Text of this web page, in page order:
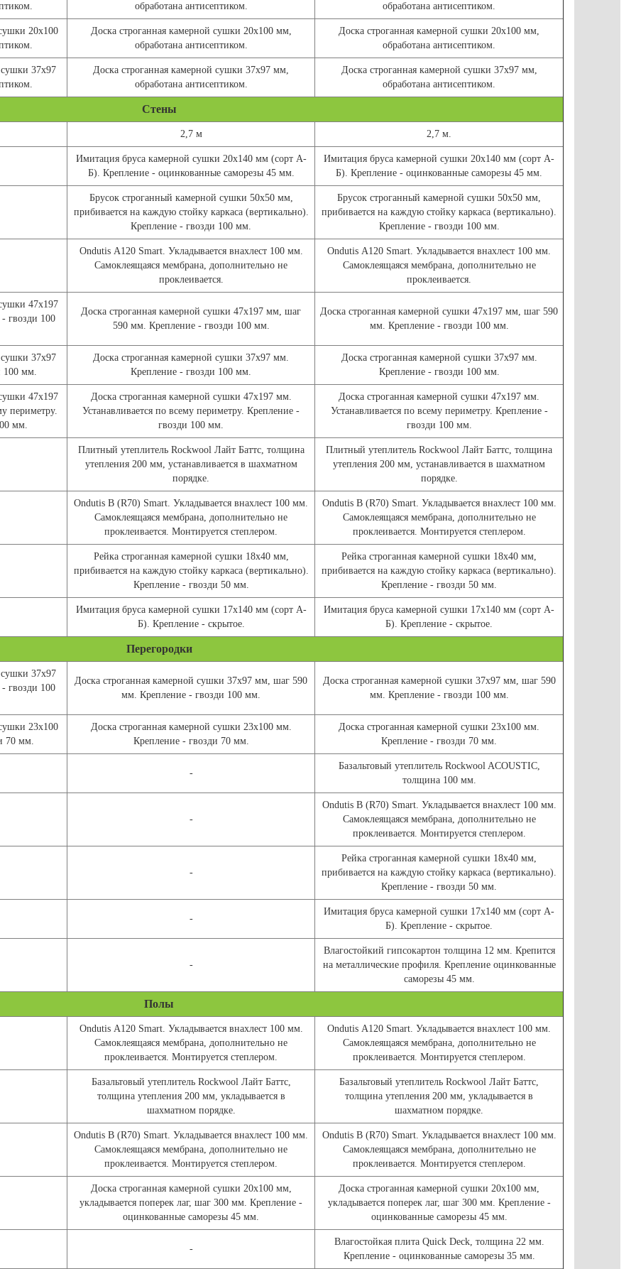
обработана антисептиком.
обработана антисептиком.
20х100
Доска строганная камерной сушки 20х100 мм,
обработана антисептиком.
Доска строганная камерной сушки 20х100 мм,
обработана антисептиком.
37х97
Доска строганная камерной сушки 37х97 мм,
обработана антисептиком.
Доска строганная камерной сушки 37х97 мм,
обработана антисептиком.
Стены
2,7 м 2,7 м.
Имитация бруса камерной сушки 20х140 мм (сорт А-
Б). Крепление - оцинкованные саморезы 45 мм.
Имитация бруса камерной сушки 20х140 мм (сорт А-
Б). Крепление - оцинкованные саморезы 45 мм.
Брусок строганный камерной сушки 50х50 мм,
прибивается на каждую стойку каркаса (вертикально).
Крепление - гвозди 100 мм.
Брусок строганный камерной сушки 50х50 мм,
прибивается на каждую стойку каркаса (вертикально).
Крепление - гвозди 100 мм.
Ondutis А120 Smart. Укладывается внахлест 100 мм.
Самоклеящаяся мембрана, дополнительно не
проклеивается.
Ondutis А120 Smart. Укладывается внахлест 100 мм.
Самоклеящаяся мембрана, дополнительно не
проклеивается.
47х197
гвозди 100
Доска строганная камерной сушки 47х197 мм, шаг
590 мм. Крепление - гвозди 100 мм.
Доска строганная камерной сушки 47х197 мм, шаг 590
мм. Крепление - гвозди 100 мм.
37х97
100 мм.
Доска строганная камерной сушки 37х97 мм.
Крепление - гвозди 100 мм.
Доска строганная камерной сушки 37х97 мм.
Крепление - гвозди 100 мм.
47х197
периметру.
мм.
Доска строганная камерной сушки 47х197 мм.
Устанавливается по всему периметру. Крепление -
гвозди 100 мм.
Доска строганная камерной сушки 47х197 мм.
Устанавливается по всему периметру. Крепление -
гвозди 100 мм.
Плитный утеплитель Rockwool Лайт Баттс, толщина
утепления 200 мм, устанавливается в шахматном
порядке.
Плитный утеплитель Rockwool Лайт Баттс, толщина
утепления 200 мм, устанавливается в шахматном
порядке.
Ondutis В (R70) Smart. Укладывается внахлест 100 мм.
Самоклеящаяся мембрана, дополнительно не
проклеивается. Монтируется степлером.
Ondutis В (R70) Smart. Укладывается внахлест 100 мм.
Самоклеящаяся мембрана, дополнительно не
проклеивается. Монтируется степлером.
Рейка строганная камерной сушки 18х40 мм,
прибивается на каждую стойку каркаса (вертикально).
Крепление - гвозди 50 мм.
Рейка строганная камерной сушки 18х40 мм,
прибивается на каждую стойку каркаса (вертикально).
Крепление - гвозди 50 мм.
Имитация бруса камерной сушки 17х140 мм (сорт А-
Б). Крепление - скрытое.
Имитация бруса камерной сушки 17х140 мм (сорт А-
Б). Крепление - скрытое.
Перегородки
37х97
гвозди 100
Доска строганная камерной сушки 37х97 мм, шаг 590
мм. Крепление - гвозди 100 мм.
Доска строганная камерной сушки 37х97 мм, шаг 590
мм. Крепление - гвозди 100 мм.
23х100
70 мм.
Доска строганная камерной сушки 23х100 мм.
Крепление - гвозди 70 мм.
Доска строганная камерной сушки 23х100 мм.
Крепление - гвозди 70 мм.
-
Базальтовый утеплитель Rockwool ACOUSTIC,
толщина 100 мм.
-
Ondutis В (R70) Smart. Укладывается внахлест 100 мм.
Самоклеящаяся мембрана, дополнительно не
проклеивается. Монтируется степлером.
-
Рейка строганная камерной сушки 18х40 мм,
прибивается на каждую стойку каркаса (вертикально).
Крепление - гвозди 50 мм.
-
Имитация бруса камерной сушки 17х140 мм (сорт А-
Б). Крепление - скрытое.
-
Влагостойкий гипсокартон толщина 12 мм. Крепится
на металлические профиля. Крепление оцинкованные
саморезы 45 мм.
Полы
Ondutis А120 Smart. Укладывается внахлест 100 мм.
Самоклеящаяся мембрана, дополнительно не
проклеивается. Монтируется степлером.
Ondutis А120 Smart. Укладывается внахлест 100 мм.
Самоклеящаяся мембрана, дополнительно не
проклеивается. Монтируется степлером.
Базальтовый утеплитель Rockwool Лайт Баттс,
толщина утепления 200 мм, укладывается в
шахматном порядке.
Базальтовый утеплитель Rockwool Лайт Баттс,
толщина утепления 200 мм, укладывается в
шахматном порядке.
Ondutis В (R70) Smart. Укладывается внахлест 100 мм.
Самоклеящаяся мембрана, дополнительно не
проклеивается. Монтируется степлером.
Ondutis В (R70) Smart. Укладывается внахлест 100 мм.
Самоклеящаяся мембрана, дополнительно не
проклеивается. Монтируется степлером.
Доска строганная камерной сушки 20х100 мм,
укладывается поперек лаг, шаг 300 мм. Крепление -
оцинкованные саморезы 45 мм.
Доска строганная камерной сушки 20х100 мм,
укладывается поперек лаг, шаг 300 мм. Крепление -
оцинкованные саморезы 45 мм.
-
Влагостойкая плита Quick Deck, толщина 22 мм.
Крепление - оцинкованные саморезы 35 мм.